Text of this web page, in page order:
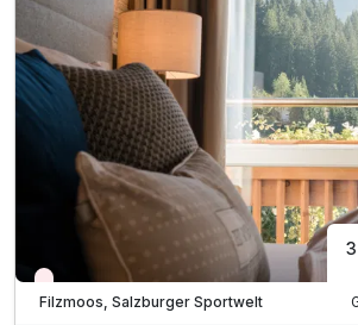
inkl. Wellnesstasche mit Bademantel &
inkl. Saunatücher für den „fit&well“
inkl. Highspeed W-Lan
inkl. Digitale Gästeinfomappe auf Ihrem
Nur noch Restplätze
Filzmoos, Salzburger Sportwelt